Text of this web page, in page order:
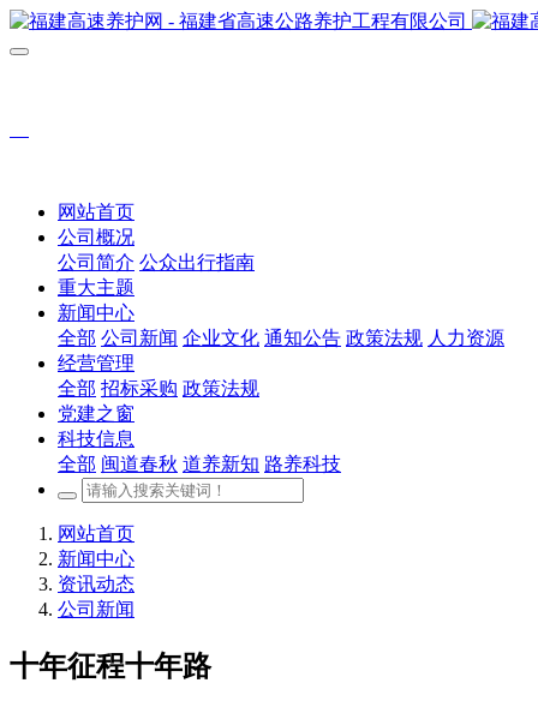
网站首页
公司概况
公司简介 公众出行指南
重大主题
新闻中心
全部 公司新闻 企业文化 通知公告 政策法规 人力资源
经营管理
全部 招标采购 政策法规
党建之窗
科技信息
全部 闽道春秋 道养新知 路养科技
网站首页
新闻中心
资讯动态
公司新闻
十年征程十年路